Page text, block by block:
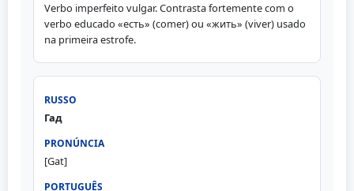
Verbo imperfeito vulgar. Contrasta fortemente com o
verbo educado «есть» (comer) ou «жить» (viver) usado
na primeira estrofe.
Гад
[Gat]